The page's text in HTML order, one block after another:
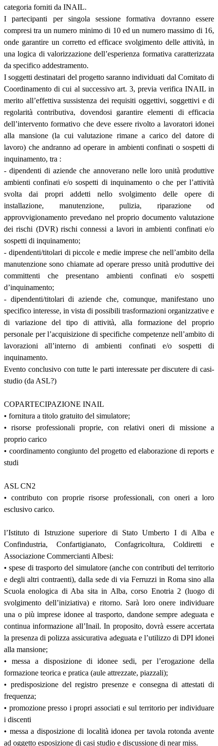
categoria forniti da INAIL.
I partecipanti per singola sessione formativa dovranno essere
compresi tra un numero minimo di 10 ed un numero massimo di 16,
onde garantire un corretto ed efficace svolgimento delle attività, in
una logica di valorizzazione dell’esperienza formativa caratterizzata
da specifico addestramento.
I soggetti destinatari del progetto saranno individuati dal Comitato di
Coordinamento di cui al successivo art. 3, previa verifica INAIL in
merito all’effettiva sussistenza dei requisiti oggettivi, soggettivi e di
regolarità contributiva, dovendosi garantire elementi di efficacia
dell’intervento formativo che deve essere rivolto a lavoratori idonei
alla mansione (la cui valutazione rimane a carico del datore di
lavoro) che andranno ad operare in ambienti confinati o sospetti di
inquinamento, tra :
- dipendenti di aziende che annoverano nelle loro unità produttive
ambienti confinati e/o sospetti di inquinamento o che per l’attività
svolta dai propri addetti nello svolgimento delle opere di
installazione, manutenzione, pulizia, riparazione od
approvvigionamento prevedano nel proprio documento valutazione
dei rischi (DVR) rischi connessi a lavori in ambienti confinati e/o
sospetti di inquinamento;
- dipendenti/titolari di piccole e medie imprese che nell’ambito della
manutenzione sono chiamate ad operare presso unità produttive dei
committenti che presentano ambienti confinati e/o sospetti
d’inquinamento;
- dipendenti/titolari di aziende che, comunque, manifestano uno
specifico interesse, in vista di possibili trasformazioni organizzative e
di variazione del tipo di attività, alla formazione del proprio
personale per l’acquisizione di specifiche competenze nell’ambito di
lavorazioni all’interno di ambienti confinati e/o sospetti di
inquinamento.
Evento conclusivo con tutte le parti interessate per discutere di casi-
studio (da ASL?)
COPARTECIPAZIONE INAIL
• fornitura a titolo gratuito del simulatore;
• risorse professionali proprie, con relativi oneri di missione a
proprio carico
• coordinamento congiunto del progetto ed elaborazione di reports e
studi
ASL CN2
• contributo con proprie risorse professionali, con oneri a loro
esclusivo carico.
l’Istituto di Istruzione superiore di Stato Umberto I di Alba e
Confindustria, Confartigianato, Confagricoltura, Coldiretti e
Associazione Commercianti Albesi:
• spese di trasporto del simulatore (anche con contributi del territorio
e degli altri contraenti), dalla sede di via Ferruzzi in Roma sino alla
Scuola enologica di Aba sita in Alba, corso Enotria 2 (luogo di
svolgimento dell’iniziativa) e ritorno. Sarà loro onere individuare
una o più imprese idonee al trasporto, dandone sempre adeguata e
continua informazione all’Inail. In proposito, dovrà essere accertata
la presenza di polizza assicurativa adeguata e l’utilizzo di DPI idonei
alla mansione;
• messa a disposizione di idonee sedi, per l’erogazione della
formazione teorica e pratica (aule attrezzate, piazzali);
• predisposizione del registro presenze e consegna di attestati di
frequenza;
• promozione presso i propri associati e sul territorio per individuare
i discenti
• messa a disposizione di località idonea per tavola rotonda avente
ad oggetto esposizione di casi studio e discussione di near miss.